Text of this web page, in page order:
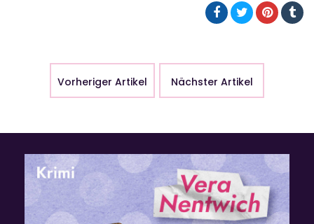
Vorheriger Artikel Nächster Artikel